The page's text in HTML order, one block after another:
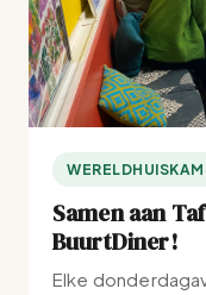
Samen aan
BuurtDiner!
Elke